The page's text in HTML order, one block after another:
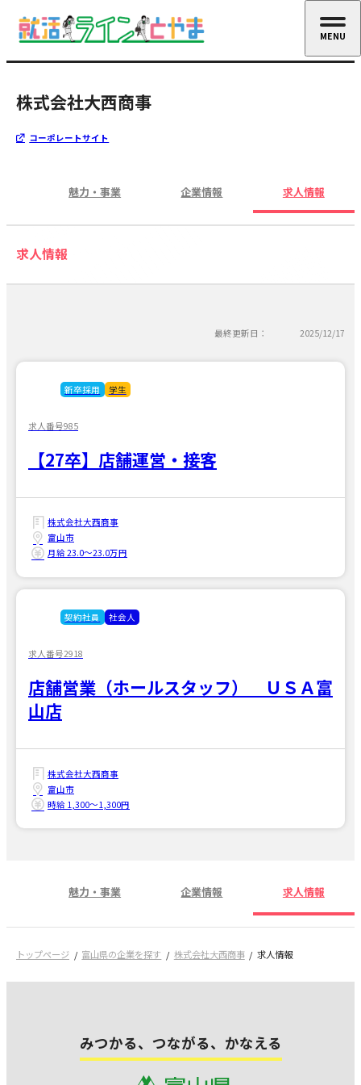
株式会社大西商事
コーポレートサイト
魅力・事業 企業情報 求人情報
求人情報
最終更新日： 2025/12/17
新卒採用 学生
求人番号985
【27卒】店舗運営・接客
株式会社大西商事
富山市
月給 23.0〜23.0万円
契約社員 社会人
求人番号2918
店舗営業（ホールスタッフ） ＵＳＡ富
山店
株式会社大西商事
富山市
時給 1,300〜1,300円
魅力・事業 企業情報 求人情報
トップページ 富山県の企業を探す 株式会社大西商事 求人情報
みつかる、つながる、かなえる
MENU